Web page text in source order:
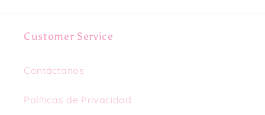
Customer Service
Contáctanos
Políticas de Privacidad